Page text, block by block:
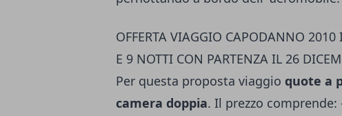
OFFERTA VIAGGIO CAPODANNO
E 9 NOTTI CON PARTENZA IL 26
Per questa proposta viaggio quote a
camera doppia. Il prezzo